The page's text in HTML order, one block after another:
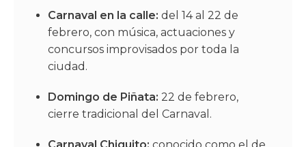
Carnaval en la calle: del 14 al 22 de
febrero, con música, actuaciones y
concursos improvisados por toda la
ciudad.
Domingo de Piñata: 22 de febrero,
cierre tradicional del Carnaval.